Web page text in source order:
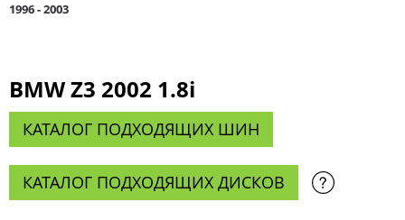
1996 - 2003
BMW Z3 2002 1.8i
КАТАЛОГ ПОДХОДЯЩИХ ШИН
КАТАЛОГ ПОДХОДЯЩИХ ДИСКОВ